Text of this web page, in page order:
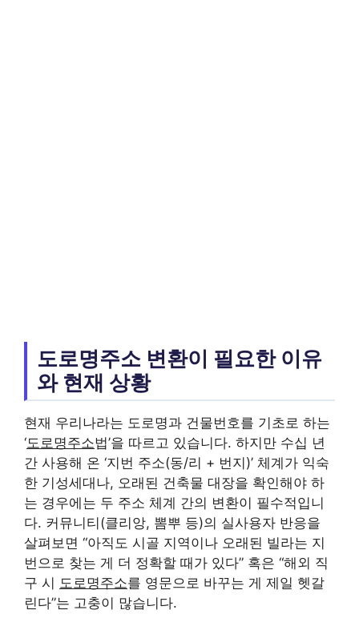
도로명주소 변환이 필요한 이유
와 현재 상황
현재 우리나라는 도로명과 건물번호를 기초로 하는
‘도로명주소법’을 따르고 있습니다. 하지만 수십 년
간 사용해 온 ‘지번 주소(동/리 + 번지)’ 체계가 익숙
한 기성세대나, 오래된 건축물 대장을 확인해야 하
는 경우에는 두 주소 체계 간의 변환이 필수적입니
다. 커뮤니티(클리앙, 뽐뿌 등)의 실사용자 반응을
살펴보면 “아직도 시골 지역이나 오래된 빌라는 지
번으로 찾는 게 더 정확할 때가 있다” 혹은 “해외 직
구 시 도로명주소를 영문으로 바꾸는 게 제일 헷갈
린다”는 고충이 많습니다.